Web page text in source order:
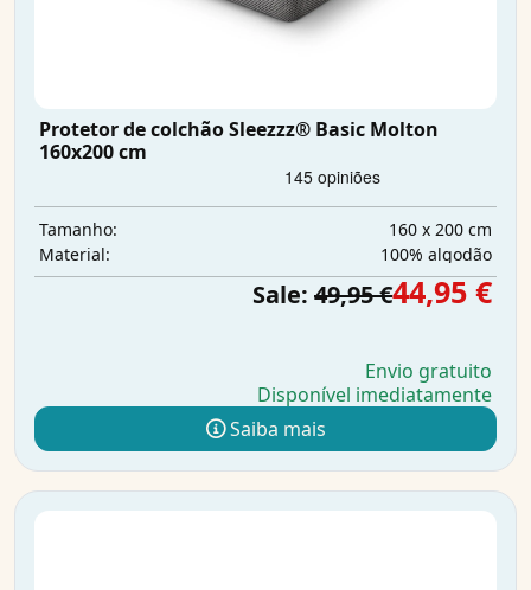
Protetor de colchão Sleezzz® Basic Molton
160x200 cm
Tamanho:
160 x 200 cm
Material:
100% algodão
Sale: 49,95 €44,95 €
Envio gratuito
Disponível imediatamente
Saiba mais